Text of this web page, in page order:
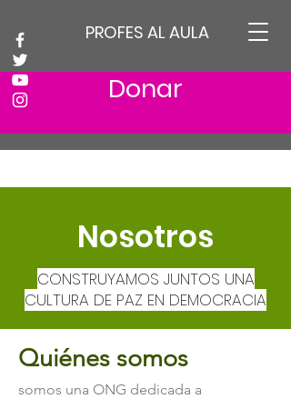
PROFES AL AULA
Donar
Nosotros
CONSTRUYAMOS JUNTOS UNA
CULTURA DE PAZ EN DEMOCRACIA
Quiénes somos
somos una ONG dedicada a